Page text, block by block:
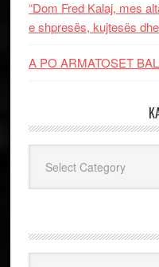
“Dom Fred Kalaj, mes
e shpresës, kujtesës
A PO ARMATOSET